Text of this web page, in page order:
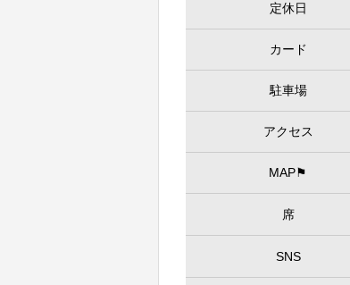
定休日
カード
駐車場
アクセス
MAP⚑
席
SNS